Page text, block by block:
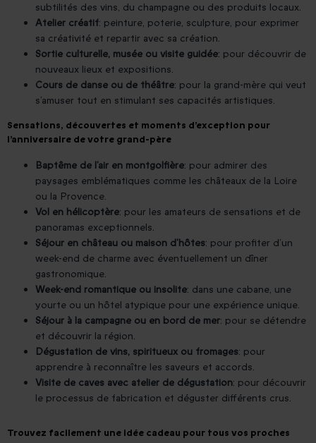
subtilités des vins, du champagne ou des produits locaux.
Atelier créatif: peinture, poterie, sculpture, pour exprimer
sa créativité et repartir avec sa création.
Sortie culturelle, musée ou visite guidée: pour découvrir de
nouveaux lieux et expositions.
Cours de danse ou de théâtre: pour la grand-mère qui veut
s’amuser tout en stimulant ses capacités artistiques.
Sensations, découvertes et moments d’exception pour
l’anniversaire de votre grand-père
Baptême de l’air en montgolfière: pour admirer des
paysages emblématiques comme les châteaux de la Loire
ou la Provence.
Vol en hélicoptère: pour les amateurs de sensations et de
panoramas exceptionnels.
Séjour en château ou maison d’hôtes: pour profiter d’un
week-end de charme avec éventuellement un dîner
gastronomique.
Week-end romantique ou insolite: dans une cabane, une
yourte ou un hôtel atypique pour une expérience unique.
Séjour à la campagne ou en bord de mer: pour se détendre
et découvrir la région.
Dégustation de vins, spiritueux ou fromages: pour
apprendre à reconnaître les saveurs et accords.
Visite de caves avec atelier de dégustation: pour découvrir
le processus de fabrication et déguster différents crus.
Trouvez facilement une idée cadeau pour tous vos proches